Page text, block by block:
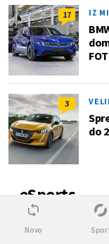
17 IZ
3
do
eSports
Novo